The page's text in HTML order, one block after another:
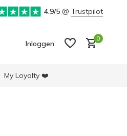
& NL* Unieke selectie
4.9/5 @ Trustpilot
Inloggen
0
My Loyalty ❤️